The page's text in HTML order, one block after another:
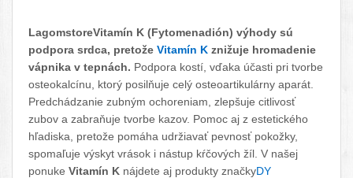
Facebook
Pinterest
LinkedIn
Tumblr
reddit
LagomstoreVitamín K (Fytomenadión) výhody sú
podpora srdca, pretože Vitamín K znižuje hromadenie
vápnika v tepnách. Podpora kostí, vďaka účasti pri tvorbe
osteokalcínu, ktorý posilňuje celý osteoartikulárny aparát.
Predchádzanie zubným ochoreniam, zlepšuje citlivosť
zubov a zabraňuje tvorbe kazov. Pomoc aj z estetického
hľadiska, pretože pomáha udržiavať pevnosť pokožky,
spomaľuje výskyt vrások i nástup kŕčových žíl. V našej
ponuke Vitamín K nájdete aj produkty značkyDY